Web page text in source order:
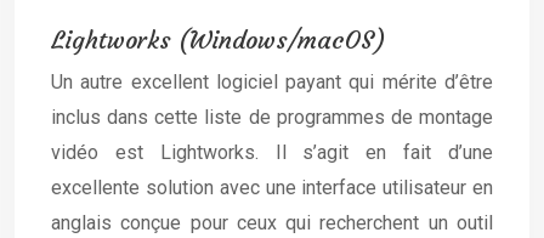
Lightworks (Windows/macOS)
Un autre excellent logiciel payant qui mérite d’être
inclus dans cette liste de programmes de montage
vidéo est Lightworks. Il s’agit en fait d’une
excellente solution avec une interface utilisateur en
anglais conçue pour ceux qui recherchent un outil